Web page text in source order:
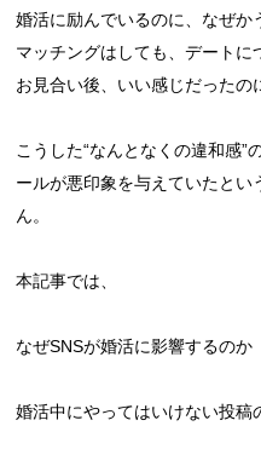
婚活に励んでいるのに、なぜか
マッチングはしても、デートに
お見合い後、いい感じだったの
こうした“なんとなくの違和感”
ールが悪印象を与えていたと
ん。
本記事では、
なぜSNSが婚活に影響するのか
婚活中にやってはいけない投稿